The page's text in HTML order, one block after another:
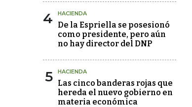
4 HACIENDA
De la Espriella se posesionó
como presidente, pero aún
no hay director del DNP
5 HACIENDA
Las cinco banderas rojas que
hereda el nuevo gobierno en
materia económica